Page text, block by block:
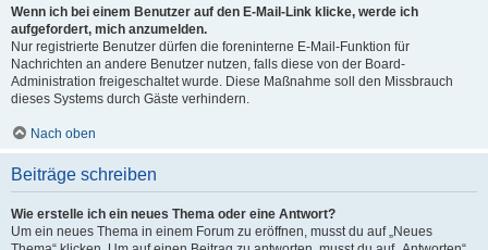
Wenn ich bei einem Benutzer auf den E-Mail-Link klicke, werde ich
aufgefordert, mich anzumelden.
Nur registrierte Benutzer dürfen die foreninterne E-Mail-Funktion für
Nachrichten an andere Benutzer nutzen, falls diese von der Board-
Administration freigeschaltet wurde. Diese Maßnahme soll den Missbrauch
dieses Systems durch Gäste verhindern.
Nach oben
Beiträge schreiben
Wie erstelle ich ein neues Thema oder eine Antwort?
Um ein neues Thema in einem Forum zu eröffnen, musst du auf „Neues